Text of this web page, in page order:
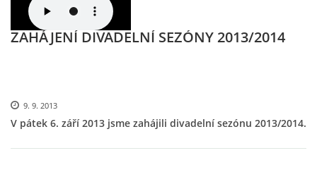
O NÁS
CO NOVÉHO ZKOUŠÍME
ZAHÁJENÍ DIVADELNÍ SEZÓNY 2013/2014
9. 9. 2013
V pátek 6. září 2013 jsme zahájili divadelní sezónu 2013/2014.